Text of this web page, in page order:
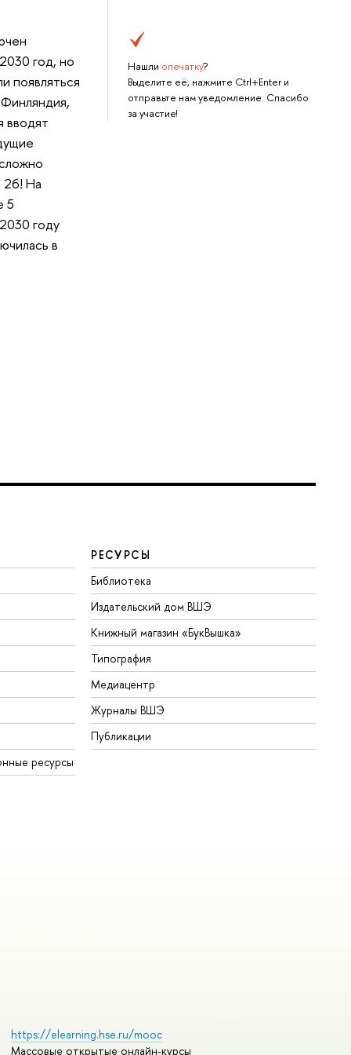
Тема сексуальных домогательств в
Нашли опечатку?
Выделите её, нажмите Ctrl+Enter и
отправьте нам уведомление. Спасибо
за участие!
год, но
появляться
вводят
26! На
5
году
в
ресурсы
РЕСУРСЫ
Библиотека
Издательский дом ВШЭ
Книжный магазин «БукВышка»
Типография
Медиацентр
Журналы ВШЭ
Публикации
https://elearning.hse.ru/mooc
Массовые открытые онлайн-курсы